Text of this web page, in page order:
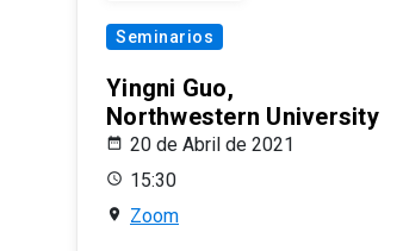
Seminarios
Yingni Guo,
Northwestern University
20 de Abril de 2021
15:30
Zoom